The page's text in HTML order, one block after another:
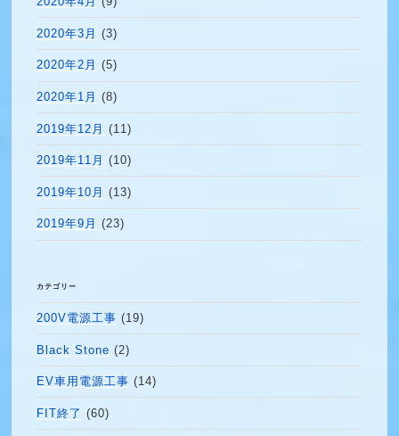
2020年3月 (3)
2020年2月 (5)
2020年1月 (8)
2019年12月 (11)
2019年11月 (10)
2019年10月 (13)
2019年9月 (23)
カテゴリー
200V電源工事 (19)
Black Stone (2)
EV車用電源工事 (14)
FIT終了 (60)